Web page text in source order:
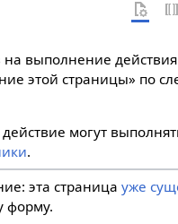
на выполнение действия
этой страницы» по
могут
.
эта страница уже
форму.